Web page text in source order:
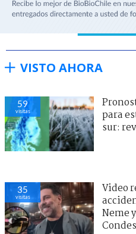
VISTO AHORA
59
visitas
para
sur:
35
visitas
Video
Neme
Condes